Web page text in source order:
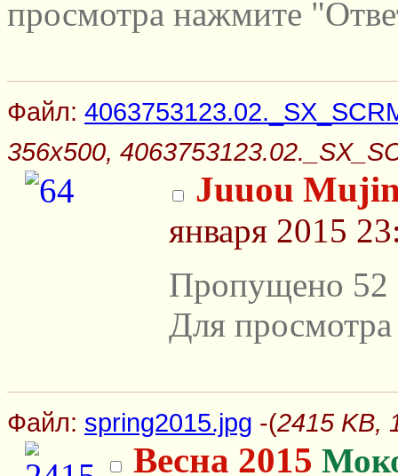
просмотра нажмите
Файл:
356x500,
Juuou
января 2015
Пропущено 52
Для
Файл: spring2015.jpg -(2415 KB,
Весна 2015